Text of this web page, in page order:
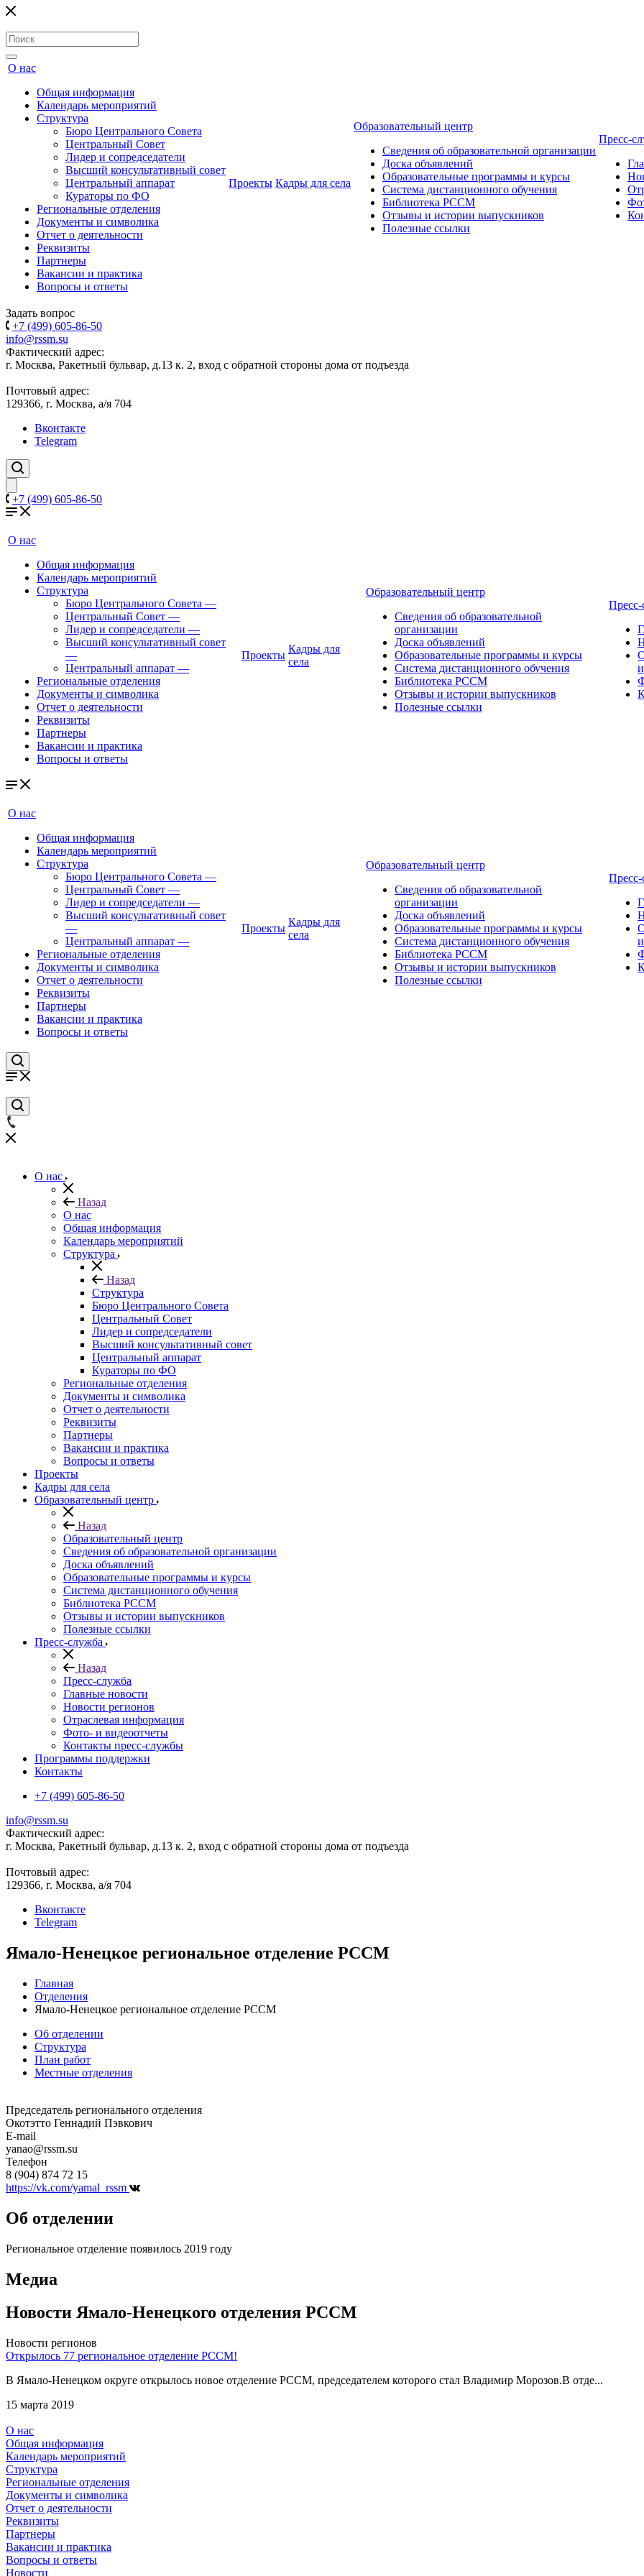
О нас
Общая информация
Календарь мероприятий
Структура
Бюро Центрального Совета
Центральный Совет
Лидер и сопредседатели
Высший консультативный совет
Центральный аппарат
Кураторы по ФО
Региональные отделения
Документы и символика
Отчет о деятельности
Реквизиты
Партнеры
Вакансии и практика
Вопросы и ответы
Проекты Кадры для села
Образовательный центр
Сведения об образовательной организации
Доска объявлений
Образовательные программы и курсы
Система дистанционного обучения
Библиотека РССМ
Отзывы и истории выпускников
Полезные ссылки
Пресс-
Задать вопрос
+7 (499) 605-86-50
info@rssm.su
Фактический адрес:
г. Москва, Ракетный бульвар, д.13 к. 2, вход с обратной стороны дома от подъезда
Почтовый адрес:
129366, г. Москва, а/я 704
Вконтакте
Telegram
+7 (499) 605-86-50
О нас
Общая информация
Календарь мероприятий
Структура
Бюро Центрального Совета —
Центральный Совет —
Лидер и сопредседатели —
Высший консультативный совет
—
Центральный аппарат —
Региональные отделения
Документы и символика
Отчет о деятельности
Реквизиты
Партнеры
Вакансии и практика
Вопросы и ответы
Проекты
Кадры для
села
Образовательный центр
Сведения об образовательной
организации
Доска объявлений
Образовательные программы и курсы
Система дистанционного обучения
Библиотека РССМ
Отзывы и истории выпускников
Полезные ссылки
Пресс-
О нас
Общая информация
Календарь мероприятий
Структура
Бюро Центрального Совета —
Центральный Совет —
Лидер и сопредседатели —
Высший консультативный совет
—
Центральный аппарат —
Региональные отделения
Документы и символика
Отчет о деятельности
Реквизиты
Партнеры
Вакансии и практика
Вопросы и ответы
Проекты
Кадры для
села
Образовательный центр
Сведения об образовательной
организации
Доска объявлений
Образовательные программы и курсы
Система дистанционного обучения
Библиотека РССМ
Отзывы и истории выпускников
Полезные ссылки
Пресс-
О нас
Назад
О нас
Общая информация
Календарь мероприятий
Структура
Назад
Структура
Бюро Центрального Совета
Центральный Совет
Лидер и сопредседатели
Высший консультативный совет
Центральный аппарат
Кураторы по ФО
Региональные отделения
Документы и символика
Отчет о деятельности
Реквизиты
Партнеры
Вакансии и практика
Вопросы и ответы
Проекты
Кадры для села
Образовательный центр
Назад
Образовательный центр
Сведения об образовательной организации
Доска объявлений
Образовательные программы и курсы
Система дистанционного обучения
Библиотека РССМ
Отзывы и истории выпускников
Полезные ссылки
Пресс-служба
Назад
Пресс-служба
Главные новости
Новости регионов
Отраслевая информация
Фото- и видеоотчеты
Контакты пресс-службы
Программы поддержки
Контакты
+7 (499) 605-86-50
info@rssm.su
Фактический адрес:
г. Москва, Ракетный бульвар, д.13 к. 2, вход с обратной стороны дома от подъезда
Почтовый адрес:
129366, г. Москва, а/я 704
Вконтакте
Telegram
Ямало-Ненецкое региональное отделение РССМ
Главная
Отделения
Ямало-Ненецкое региональное отделение РССМ
Об отделении
Структура
План работ
Местные отделения
Председатель регионального отделения
Окотэтто Геннадий Пэвкович
E-mail
yanao@rssm.su
Телефон
8 (904) 874 72 15
https://vk.com/yamal_rssm
Об отделении
Региональное отделение появилось 2019 году
Медиа
Новости Ямало-Ненецкого отделения РССМ
Новости регионов
Открылось 77 региональное отделение РССМ!
В Ямало-Ненецком округе открылось новое отделение РССМ, председателем которого стал Владимир Морозов.В отде...
15 марта 2019
О нас
Общая информация
Календарь мероприятий
Структура
Региональные отделения
Документы и символика
Отчет о деятельности
Реквизиты
Партнеры
Вакансии и практика
Вопросы и ответы
Новости